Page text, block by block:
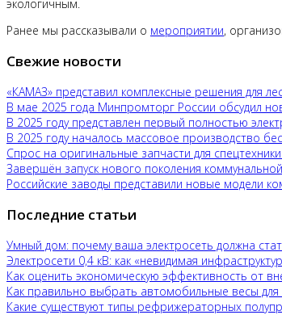
экологичным.
Ранее мы рассказывали о мероприятии,
Свежие новости
«КАМАЗ» представил комплексные решения для
В мае 2025 года Минпромторг России обсудил
В 2025 году представлен первый полностью
В 2025 году началось массовое производство
Спрос на оригинальные запчасти для
Завершён запуск нового поколения
Российские заводы представили новые модели
Последние статьи
Умный дом: почему ваша электросеть должна
Электросети 0,4 кВ: как «невидимая
Как оценить экономическую эффективность от
Как правильно выбрать автомобильные весы для
Какие существуют типы рефрижераторных